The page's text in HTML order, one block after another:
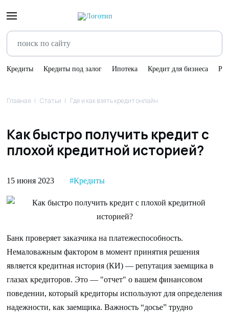
Кредиты Кредиты под залог Ипотека Кредит для бизнеса
Главная Статьи Где и как взять кредит онлайн
Как быстро получить кредит с
плохой кредитной историей?
15 июня 2023 #Кредиты
Банк проверяет заказчика на платежеспособность.
Немаловажным фактором в момент принятия решения
является кредитная история (КИ) — репутация заемщика в
глазах кредиторов. Это — "отчет" о вашем финансовом
поведении, который кредиторы используют для определения
надежности, как заемщика. Важность “досье” трудно